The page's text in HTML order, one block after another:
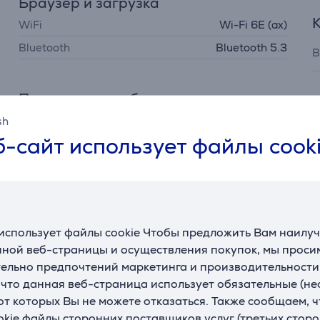
сайт использует файлы
файлы cookie Чтобы предложить Вам
веб-страницы и осуществления покупок, мы
предпочтений маркетинга и
данная веб-страница использует обязательные
которых Вы не можете отказаться. Также сообщаем,
WiFi
Wi-Fi 6E (ax)
Bluetooth
Bluetooth 5.3
Программное обеспечение
Версия операционной
системы
macOS Sequoia
Раскладка
русская
Полная раскладка
Нет
Подсветка